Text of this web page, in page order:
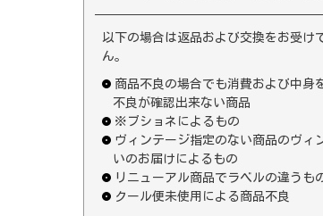
以下の場合は返品および交換をお受け
ん。
商品不良の場合でも消費および中身
不良が確認出来ない商品
※ブショネによるもの
ヴィンテージ指定のない商品のヴィ
いのお届けによるもの
リニューアル商品でラベルの違うも
クール便未使用による商品不良